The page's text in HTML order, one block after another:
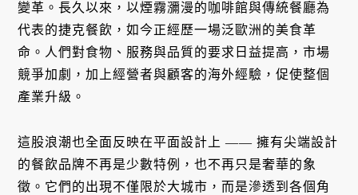
變革。長久以來，以煙霧瀰漫的咖啡館與傳統餐廳為
代表的捷克餐飲，如今正經歷一場泛歐洲的美食革
命。人們對食物、服務與品質的要求日益提高，市場
競爭加劇，加上經營者與顧客的海外經驗，促使整個
產業升級。
這股浪潮也全面反映在平面設計上 —— 擁有尖端設計
的餐飲品牌不再是少數特例，也不再只是奢華的象
徵。它們的出現不僅限於大城市，而是滲透到各個角